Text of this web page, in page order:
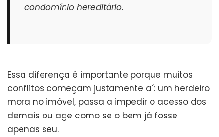
condomínio hereditário.
Essa diferença é importante porque muitos
conflitos começam justamente aí: um herdeiro
mora no imóvel, passa a impedir o acesso dos
demais ou age como se o bem já fosse
apenas seu.